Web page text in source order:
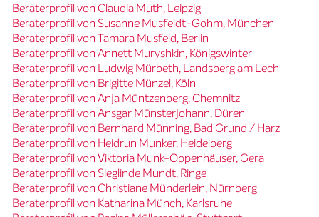
Beraterprofil von Claudia Muth, Leipzig
Beraterprofil von Susanne Musfeldt-Gohm, München
Beraterprofil von Tamara Musfeld, Berlin
Beraterprofil von Annett Muryshkin, Königswinter
Beraterprofil von Ludwig Mürbeth, Landsberg am Lech
Beraterprofil von Brigitte Münzel, Köln
Beraterprofil von Anja Müntzenberg, Chemnitz
Beraterprofil von Ansgar Münsterjohann, Düren
Beraterprofil von Bernhard Münning, Bad Grund / Harz
Beraterprofil von Heidrun Munker, Heidelberg
Beraterprofil von Viktoria Munk-Oppenhäuser, Gera
Beraterprofil von Sieglinde Mundt, Ringe
Beraterprofil von Christiane Münderlein, Nürnberg
Beraterprofil von Katharina Münch, Karlsruhe